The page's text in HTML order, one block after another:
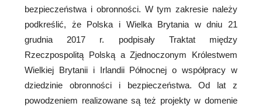
bezpieczeństwa i obronności. W tym zakresie należy
podkreślić, że Polska i Wielka Brytania w dniu 21
grudnia 2017 r. podpisały Traktat między
Rzeczpospolitą Polską a Zjednoczonym Królestwem
Wielkiej Brytanii i Irlandii Północnej o współpracy w
dziedzinie obronności i bezpieczeństwa. Od lat z
powodzeniem realizowane są też projekty w domenie